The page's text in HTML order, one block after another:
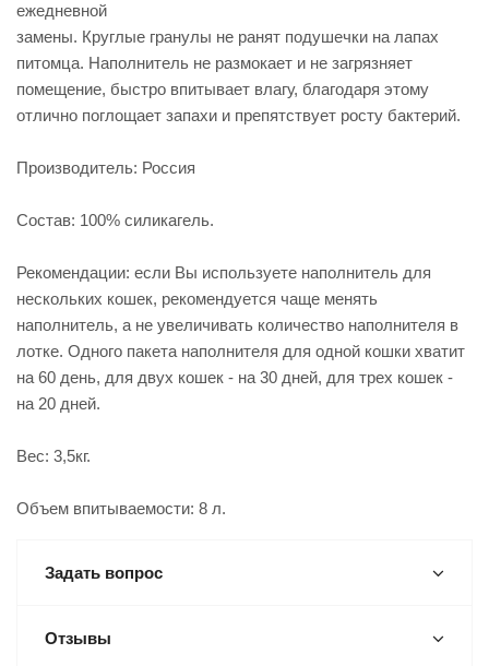
ежедневной
замены. Круглые гранулы не ранят подушечки на лапах
питомца. Наполнитель не размокает и не загрязняет
помещение, быстро впитывает влагу, благодаря этому
отлично поглощает запахи и препятствует росту бактерий.
Производитель: Россия
Состав: 100% силикагель.
Рекомендации: если Вы используете наполнитель для
нескольких кошек, рекомендуется чаще менять
наполнитель, а не увеличивать количество наполнителя в
лотке. Одного пакета наполнителя для одной кошки хватит
на 60 день, для двух кошек - на 30 дней, для трех кошек -
на 20 дней.
Вес: 3,5кг.
Объем впитываемости: 8 л.
Задать вопрос
Отзывы